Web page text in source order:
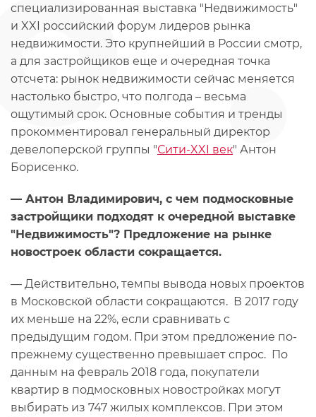
специализированная выставка "Недвижимость"
и XXI российский форум лидеров рынка
недвижимости. Это крупнейший в России смотр,
а для застройщиков еще и очередная точка
отсчета: рынок недвижимости сейчас меняется
настолько быстро, что полгода – весьма
ощутимый срок. Основные события и тренды
прокомментировал генеральный директор
девелоперской группы "Сити-XXI век" Антон
Борисенко.
— Антон Владимирович, с чем подмосковные
застройщики подходят к очередной выставке
"Недвижимость"? Предложение на рынке
новостроек области сокращается.
— Действительно, темпы вывода новых проектов
в Московской области сокращаются. В 2017 году
их меньше на 22%, если сравнивать с
предыдущим годом. При этом предложение по-
прежнему существенно превышает спрос. По
данным на февраль 2018 года, покупатели
квартир в подмосковных новостройках могут
выбирать из 747 жилых комплексов. При этом